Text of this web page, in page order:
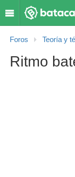
Foros Teoría y
Ritmo